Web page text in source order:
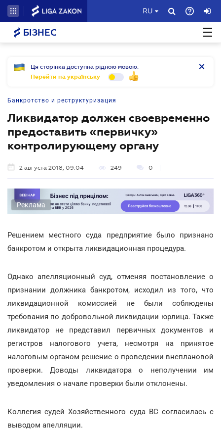
RU
БІЗНЕС
Ця сторінка доступна рідною мовою.
Перейти на українську
Банкротство и реструктуризация
Ликвидатор должен своевременно
предоставить «первичку»
контролирующему органу
2 августа 2018, 09:04 249 0
Реклама
Решением местного суда предприятие было признано
банкротом и открыта ликвидационная процедура.
Однако апелляционный суд, отменяя постановление о
признании должника банкротом, исходил из того, что
ликвидационной комиссией не были соблюдены
требования по добровольной ликвидации юрлица. Также
ликвидатор не представил первичных документов и
регистров налогового учета, несмотря на принятое
налоговым органом решение о проведении внеплановой
проверки. Доводы ликвидатора о неполучении им
уведомления о начале проверки были отклонены.
Коллегия судей Хозяйственного суда ВС согласилась с
выводом апелляции.